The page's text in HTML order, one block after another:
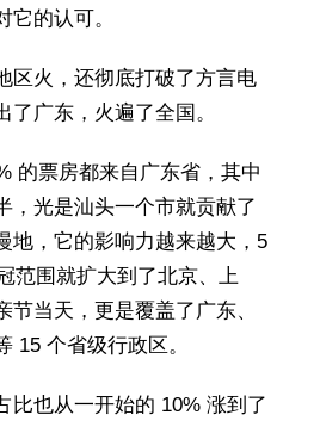
的认可。
区火，还彻底打破了方言电
广东，火遍了全国。
的票房都来自广东省，其中
，光是汕头一个市就贡献了
地，它的影响力越来越大，5
范围就扩大到了北京、上
节当天，更是覆盖了广东、
15 个省级行政区。
比也从一开始的 10% 涨到了